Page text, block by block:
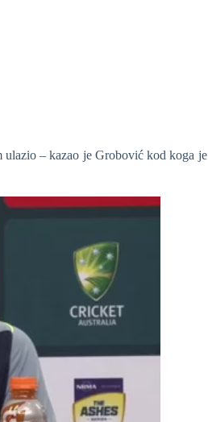
ulazio – kazao je Grobović kod koga je